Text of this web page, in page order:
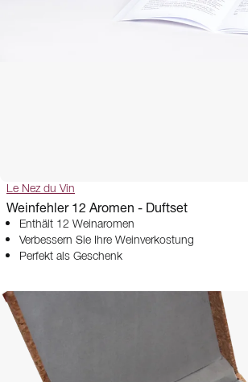
Le Nez du Vin
Weinfehler 12 Aromen - Duftset
Enthält 12 Weinaromen
Verbessern Sie Ihre Weinverkostung
Perfekt als Geschenk